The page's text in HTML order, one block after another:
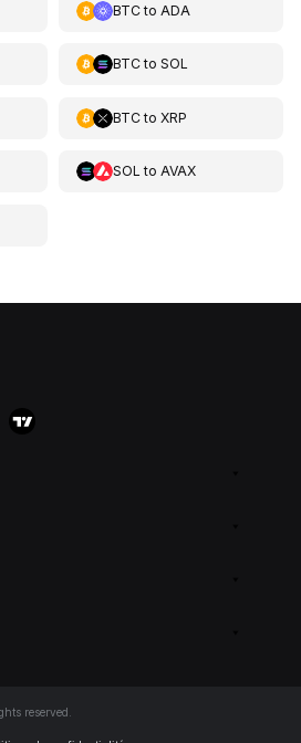
BTCto ADA
BTCto SOL
BTCto XRP
SOL to AVAX
reserved.